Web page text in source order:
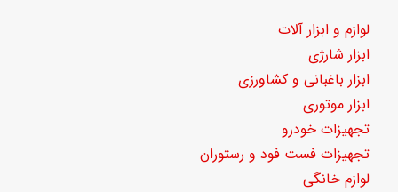
لوازم و ابزار آلات
ابزار شارژی
ابزار باغبانی و کشاورزی
ابزار موتوری
تجهیزات خودرو
تجهیزات فست فود و رستوران
لوازم خانگی